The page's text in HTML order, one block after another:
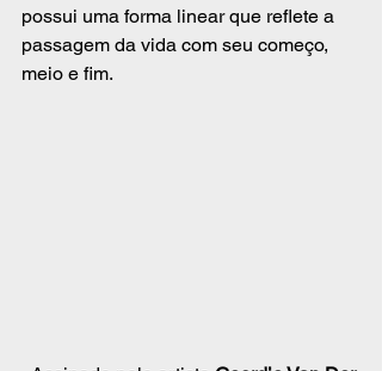
possui uma forma linear que reflete a
passagem da vida com seu começo,
meio e fim.